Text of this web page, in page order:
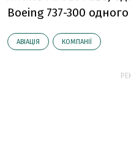
Boeing 737-300
АВІАЦІЯ КОМПАНІЇ